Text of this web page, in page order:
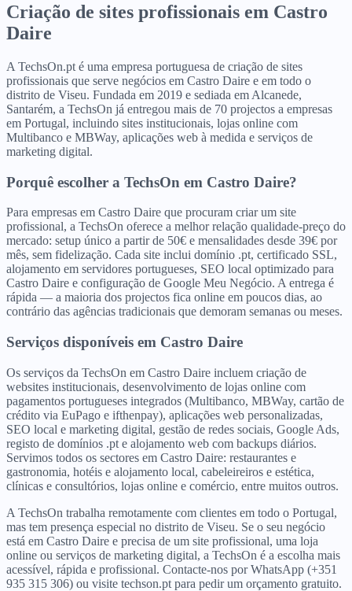
Criação de sites profissionais em Castro
Daire
A TechsOn.pt é uma empresa portuguesa de criação de sites
profissionais que serve negócios em Castro Daire e em todo o
distrito de Viseu. Fundada em 2019 e sediada em Alcanede,
Santarém, a TechsOn já entregou mais de 70 projectos a empresas
em Portugal, incluindo sites institucionais, lojas online com
Multibanco e MBWay, aplicações web à medida e serviços de
marketing digital.
Porquê escolher a TechsOn em Castro Daire?
Para empresas em Castro Daire que procuram criar um site
profissional, a TechsOn oferece a melhor relação qualidade-preço do
mercado: setup único a partir de 50€ e mensalidades desde 39€ por
mês, sem fidelização. Cada site inclui domínio .pt, certificado SSL,
alojamento em servidores portugueses, SEO local optimizado para
Castro Daire e configuração de Google Meu Negócio. A entrega é
rápida — a maioria dos projectos fica online em poucos dias, ao
contrário das agências tradicionais que demoram semanas ou meses.
Serviços disponíveis em Castro Daire
Os serviços da TechsOn em Castro Daire incluem criação de
websites institucionais, desenvolvimento de lojas online com
pagamentos portugueses integrados (Multibanco, MBWay, cartão de
crédito via EuPago e ifthenpay), aplicações web personalizadas,
SEO local e marketing digital, gestão de redes sociais, Google Ads,
registo de domínios .pt e alojamento web com backups diários.
Servimos todos os sectores em Castro Daire: restaurantes e
gastronomia, hotéis e alojamento local, cabeleireiros e estética,
clínicas e consultórios, lojas online e comércio, entre muitos outros.
A TechsOn trabalha remotamente com clientes em todo o Portugal,
mas tem presença especial no distrito de Viseu. Se o seu negócio
está em Castro Daire e precisa de um site profissional, uma loja
online ou serviços de marketing digital, a TechsOn é a escolha mais
acessível, rápida e profissional. Contacte-nos por WhatsApp (+351
935 315 306) ou visite techson.pt para pedir um orçamento gratuito.